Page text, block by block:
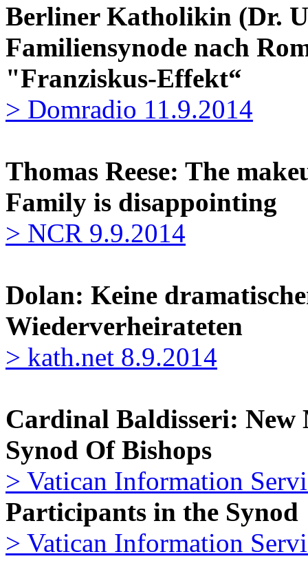
Berliner Katholikin (Dr.
Familiensynode nach
"Franziskus-Effekt“
> Domradio 11.9.2014
Thomas Reese: The
Family is disappointing
> NCR 9.9.2014
Dolan: Keine
Wiederverheirateten
> kath.net 8.9.2014
Cardinal Baldisseri: New
Synod Of Bishops
> Vatican Information
Participants in the Synod
> Vatican Information